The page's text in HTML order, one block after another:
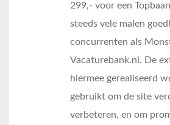
299,- voor een
steeds vele malen
concurrenten als
Vacaturebank.nl. De
hiermee gerealiseerd
gebruikt om de site
verbeteren, en om